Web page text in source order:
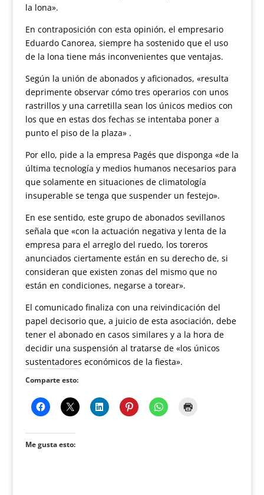
la lona».
En contraposición con esta opinión, el empresario
Eduardo Canorea, siempre ha sostenido que el uso
de la lona tiene más inconvenientes que ventajas.
Según la unión de abonados y aficionados, «resulta
deprimente observar cómo tres operarios con unos
rastrillos y una carretilla sean los únicos medios con
los que en estas dos fechas se intentaba poner a
punto el piso de la plaza» .
Por ello, pide a la empresa Pagés que disponga «de la
última tecnología y medios humanos necesarios para
que solamente en situaciones de climatología
insuperable se tenga que suspender un festejo».
En ese sentido, este grupo de abonados sevillanos
señala que «con la actuación negativa y lenta de la
empresa para el arreglo del ruedo, los toreros
anunciados ciertamente están en su derecho de, si
consideran que existen zonas del mismo que no
están en condiciones, negarse a torear».
El comunicado finaliza con una reivindicación del
papel decisorio que, a juicio de esta asociación, debe
tener el abonado en casos similares y a la hora de
decidir una suspensión al tratarse de «los únicos
sustentadores económicos de la fiesta».
Comparte esto:
Me gusta esto: